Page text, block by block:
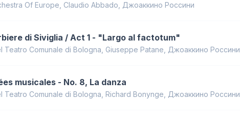
Of Europe Claudio Abbado Джоаккино Россини
di Siviglia / Act 1 - "Largo al factotum"
Teatro Comunale di Bologna Giuseppe Patane Джоаккино Россини
musicales - No. 8, La danza
Teatro Comunale di Bologna Richard Bonynge Джоаккино Россини